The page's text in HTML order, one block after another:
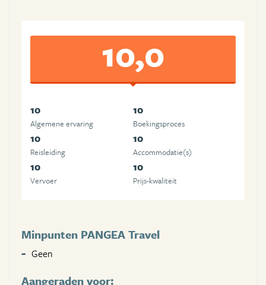
10,0
10
Algemene ervaring
10
Boekingsproces
10
Reisleiding
10
Accommodatie(s)
10
Vervoer
10
Prijs-kwaliteit
Minpunten PANGEA Travel
Geen
Aangeraden voor: